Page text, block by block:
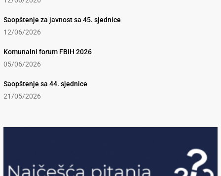
Saopštenje za javnost sa 45. sjednice
12/06/2026
Komunalni forum FBiH 2026
05/06/2026
Saopštenje sa 44. sjednice
21/05/2026